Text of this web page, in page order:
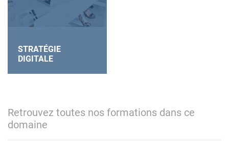
STRATÉGIE
DIGITALE
Retrouvez toutes nos formations dans ce
domaine